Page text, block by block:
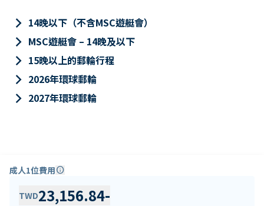
keyboard_arrow_right 14晚以下（不含MSC遊艇會）
keyboard_arrow_right MSC遊艇會 – 14晚及以下
keyboard_arrow_right 15晚以上的郵輪行程
keyboard_arrow_right 2026年環球郵輪
keyboard_arrow_right 2027年環球郵輪
成人1位費用info
TWD23,156.84-